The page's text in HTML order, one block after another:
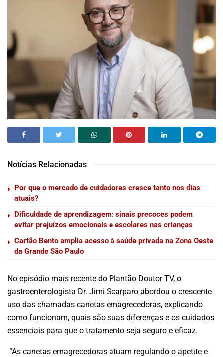
Notícias Relacionadas
Por que o mercado de cuidadores cresce tanto nos dias
atuais?
Dificuldade de aprendizagem: sinais precoces podem
evitar prejuízos emocionais e escolares nas crianças
Cartão Bento amplia acesso à saúde privada na Zona Oeste
da Grande São Paulo
No episódio mais recente do Plantão Doutor TV, o
gastroenterologista Dr. Jimi Scarparo abordou o crescente
uso das chamadas canetas emagrecedoras, explicando
como funcionam, quais são suas diferenças e os cuidados
essenciais para que o tratamento seja seguro e eficaz.
“As canetas emagrecedoras atuam regulando o apetite e